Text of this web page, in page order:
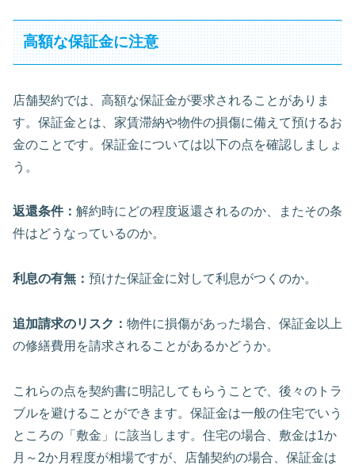
高額な保証金に注意
店舗契約では、高額な保証金が要求されることがありま
す。保証金とは、家賃滞納や物件の損傷に備えて預けるお
金のことです。保証金については以下の点を確認しましょ
う。
返還条件： 解約時にどの程度返還されるのか、またその条
件はどうなっているのか。
利息の有無： 預けた保証金に対して利息がつくのか。
追加請求のリスク： 物件に損傷があった場合、保証金以上
の修繕費用を請求されることがあるかどうか。
これらの点を契約書に明記してもらうことで、後々のトラ
ブルを避けることができます。保証金は一般の住宅でいう
ところの「敷金」に該当します。住宅の場合、敷金は1か
月～2か月程度が相場ですが、店舗契約の場合、保証金は